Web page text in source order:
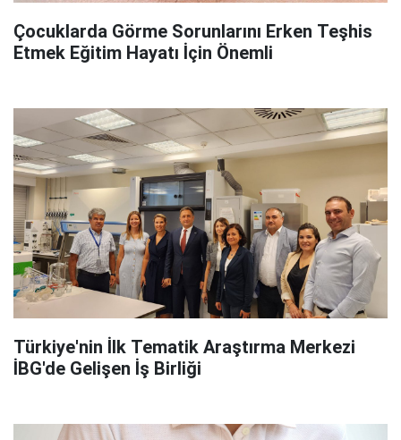
Çocuklarda Görme Sorunlarını Erken Teşhis
Etmek Eğitim Hayatı İçin Önemli
Türkiye'nin İlk Tematik Araştırma Merkezi
İBG'de Gelişen İş Birliği